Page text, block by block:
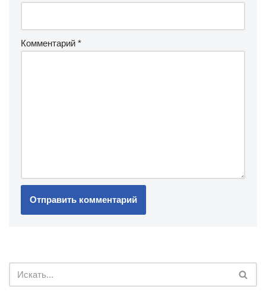
Комментарий *